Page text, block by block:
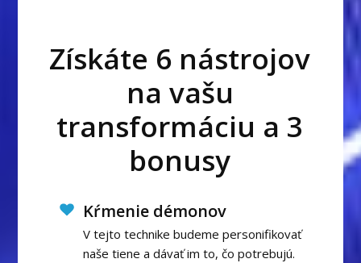
Získáte 6 nástrojov
na vašu
transformáciu a 3
bonusy
Kŕmenie démonov
V tejto technike budeme personifikovať
naše tiene a dávať im to, čo potrebujú.